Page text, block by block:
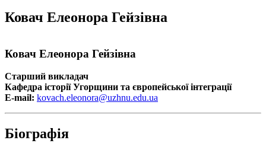
Ковач Елеонора Гейзівна
Ковач Елеонора Гейзівна
Старший викладач
Кафедра історії Угорщини та європейської інтеграції
E-mail: kovach.eleonora@uzhnu.edu.ua
Біографія